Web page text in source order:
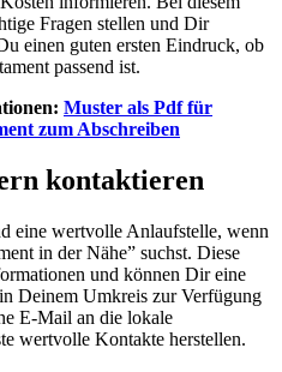
Fragen stellen und Dir
einen guten ersten Eindruck, ob
passend ist.
Muster als Pdf für
zum Abschreiben
kontaktieren
eine wertvolle Anlaufstelle, wenn
in der Nähe” suchst. Diese
und können Dir eine
Deinem Umkreis zur Verfügung
E-Mail an die lokale
wertvolle Kontakte herstellen.